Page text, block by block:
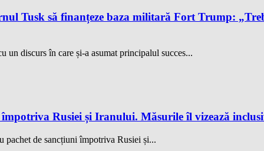
Tusk să finanțeze baza militară Fort Trump:
un discurs în care și-a asumat principalul succes...
Rusiei și Iranului. Măsurile îl vizează
pachet de sancțiuni împotriva Rusiei și...